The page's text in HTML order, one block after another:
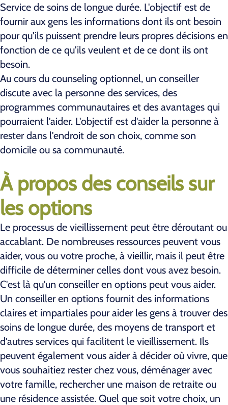
Service de soins de longue durée. L'objectif est de
fournir aux gens les informations dont ils ont besoin
pour qu'ils puissent prendre leurs propres décisions en
fonction de ce qu'ils veulent et de ce dont ils ont
besoin.
Au cours du counseling optionnel, un conseiller
discute avec la personne des services, des
programmes communautaires et des avantages qui
pourraient l'aider. L'objectif est d'aider la personne à
rester dans l'endroit de son choix, comme son
domicile ou sa communauté.
À propos des conseils sur
les options
Le processus de vieillissement peut être déroutant ou
accablant. De nombreuses ressources peuvent vous
aider, vous ou votre proche, à vieillir, mais il peut être
difficile de déterminer celles dont vous avez besoin.
C'est là qu'un conseiller en options peut vous aider.
Un conseiller en options fournit des informations
claires et impartiales pour aider les gens à trouver des
soins de longue durée, des moyens de transport et
d'autres services qui facilitent le vieillissement. Ils
peuvent également vous aider à décider où vivre, que
vous souhaitiez rester chez vous, déménager avec
votre famille, rechercher une maison de retraite ou
une résidence assistée. Quel que soit votre choix, un